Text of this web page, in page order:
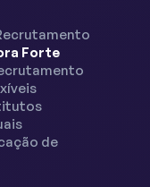
Forte
de